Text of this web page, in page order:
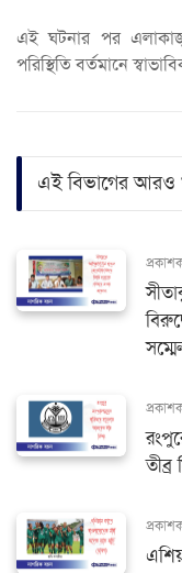
এই ঘটনার পর
পরিস্থিতি বর্তমানে
এই বিভাগের আরও
তীব্র